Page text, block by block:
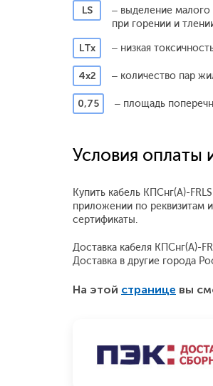
LS
– выделение малого
при горении и
LТх
– низкая
4x2 – количество пар
0,75 – площадь
Условия оплаты
Купить кабель КПСнг(А)-
приложении по реквизитам
сертификаты.
Доставка кабеля КПСнг(А)-
Доставка в другие города
На этой странице вы